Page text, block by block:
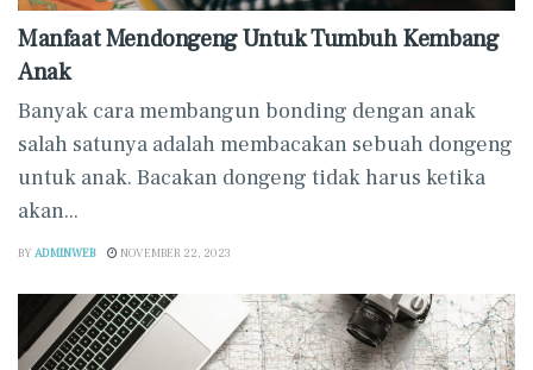
Manfaat Mendongeng Untuk Tumbuh Kembang
Anak
Banyak cara membangun bonding dengan anak
salah satunya adalah membacakan sebuah dongeng
untuk anak. Bacakan dongeng tidak harus ketika
akan...
BY ADMINWEB NOVEMBER 22, 2023